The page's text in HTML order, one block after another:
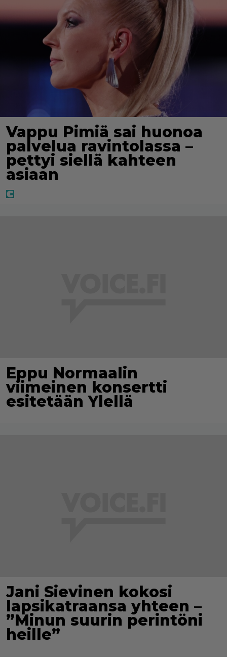
Vappu Pimiä sai huonoa
palvelua ravintolassa –
pettyi siellä kahteen
asiaan
Eppu Normaalin
viimeinen konsertti
esitetään Ylellä
Jani Sievinen kokosi
lapsikatraansa yhteen –
”Minun suurin perintöni
heille”